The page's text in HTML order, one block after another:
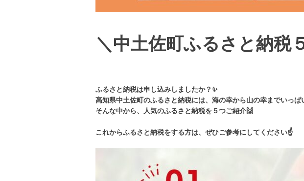
＼中土佐町ふるさと納税
ふるさと納税は申し込みしましたか？✨
高知県中土佐町のふるさと納税には、海の幸から山の幸までいっ
そんな中から、人気のふるさと納税を５つご紹介🙌
これからふるさと納税をする方は、ぜひご参考にしてください☝️